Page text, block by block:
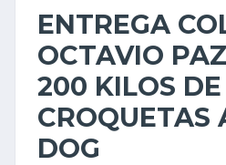
ENTREGA
OCTAVIO
200 KILOS DE
CROQUETAS
DOG